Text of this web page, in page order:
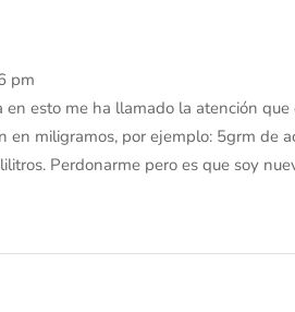
pm
esto me ha llamado la atención
miligramos, por ejemplo: 5grm de
Perdonarme pero es que soy